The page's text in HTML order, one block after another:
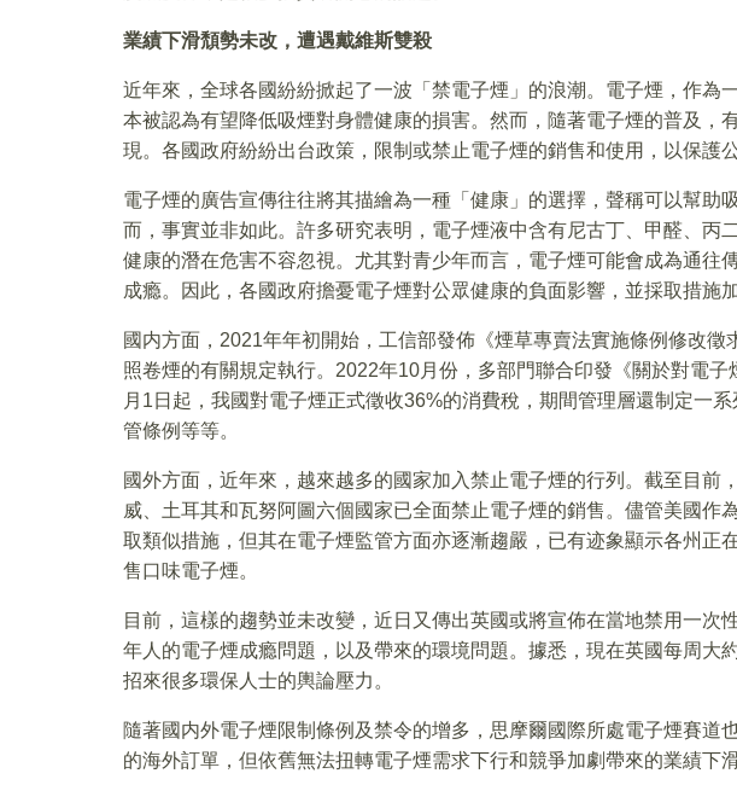
業績下滑頹勢未改，遭遇戴維斯雙殺
近年來，全球各國紛紛掀起了一波「禁電子煙」的浪潮。電子煙，作為
本被認為有望降低吸煙對身體健康的損害。然而，隨著電子煙的普及，
現。各國政府紛紛出台政策，限制或禁止電子煙的銷售和使用，以保護
電子煙的廣告宣傳往往將其描繪為一種「健康」的選擇，聲稱可以幫助
而，事實並非如此。許多研究表明，電子煙液中含有尼古丁、甲醛、丙
健康的潛在危害不容忽視。尤其對青少年而言，電子煙可能會成為通往
成瘾。因此，各國政府擔憂電子煙對公眾健康的負面影響，並採取措施加
國内方面，2021年年初開始，工信部發佈《煙草專賣法實施條例修改徵
照卷煙的有關規定執行。2022年10月份，多部門聯合印發《關於對電
月1日起，我國對電子煙正式徵收36%的消費稅，期間管理層還制定一
管條例等等。
國外方面，近年來，越來越多的國家加入禁止電子煙的行列。截至目前
威、土耳其和瓦努阿圖六個國家已全面禁止電子煙的銷售。儘管美國作
取類似措施，但其在電子煙監管方面亦逐漸趨嚴，已有迹象顯示各州
售口味電子煙。
目前，這樣的趨勢並未改變，近日又傳出英國或將宣佈在當地禁用一次
年人的電子煙成瘾問題，以及帶來的環境問題。據悉，現在英國每周大
招來很多環保人士的輿論壓力。
隨著國内外電子煙限制條例及禁令的增多，思摩爾國際所處電子煙賽道
的海外訂單，但依舊無法扭轉電子煙需求下行和競爭加劇帶來的業績下滑